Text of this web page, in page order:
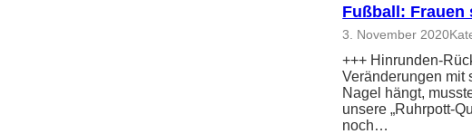
Fußball:
3. November 2020
+++ Hinrunden-
Veränderungen mit
Nagel hängt,
unsere „Ruhrpott-
noch…